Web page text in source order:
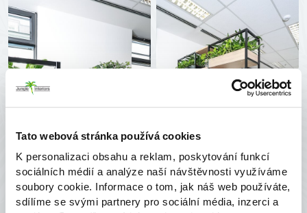
Tato webová stránka používá cookies
K personalizaci obsahu a reklam, poskytování funkcí
sociálních médií a analýze naší návštěvnosti využíváme
soubory cookie. Informace o tom, jak náš web používáte,
sdílíme se svými partnery pro sociální média, inzerci a